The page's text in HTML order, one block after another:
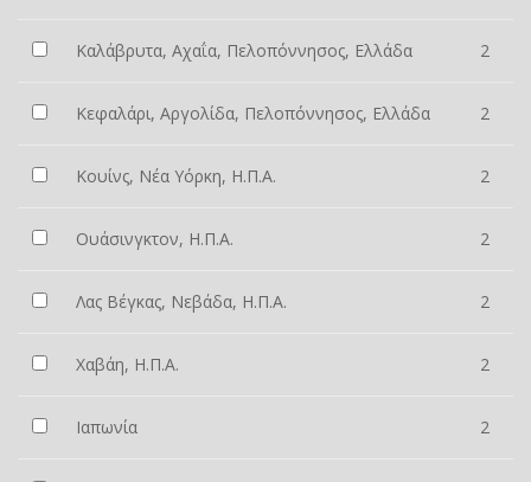
Καλάβρυτα, Αχαΐα, Πελοπόννησος, Ελλάδα 2
Κεφαλάρι, Αργολίδα, Πελοπόννησος, Ελλάδα 2
Κουίνς, Νέα Υόρκη, Η.Π.Α. 2
Ουάσινγκτον, Η.Π.Α. 2
Λας Βέγκας, Νεβάδα, Η.Π.Α. 2
Χαβάη, Η.Π.Α. 2
Ιαπωνία 2